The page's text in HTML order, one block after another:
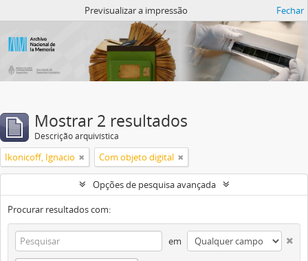
Previsualizar a impressão Fechar
Mostrar 2 resultados
Descrição arquivística
Ikonicoff, Ignacio Com objeto digital
Opções de pesquisa avançada
Procurar resultados com:
em